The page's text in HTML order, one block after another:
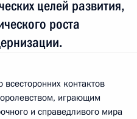
целей развития,
роста
контактов
играющим
и справедливого мира